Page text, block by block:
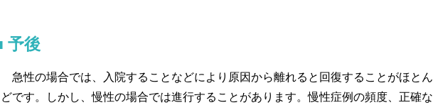
予後
急性の場合では、入院することなどにより原因から離れると回復することがほとん
どです。しかし、慢性の場合では進行することがあります。慢性症例の頻度、正確な